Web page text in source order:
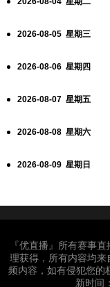
2026-08-05 星期三
2026-08-06 星期四
2026-08-07 星期五
2026-08-08 星期六
2026-08-09 星期日
『优直播』所有赛事
理获得，所有内容均
频内容，如有侵犯您的
新时间